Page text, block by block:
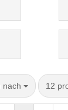
nach
nach 12
pro